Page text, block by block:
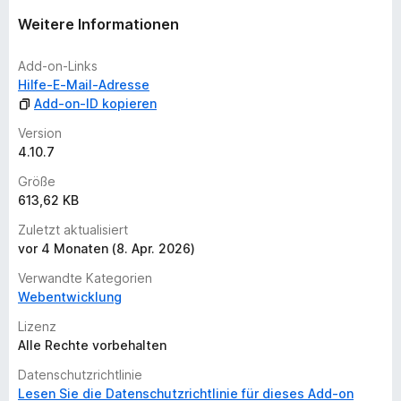
option that can be disabled, it shows anchor-links that
So this is useful not only to facilitate navigation to anyone,
Thanks for reviews.
Privacy statement on:
t
g
e
n
v
o
Weitere Informationen
Add-on-Links
Hilfe-E-Mail-Adresse
Add-on-ID kopieren
Version
4.10.7
Größe
613,62 KB
Zuletzt aktualisiert
vor 4 Monaten (8. Apr. 2026)
Verwandte Kategorien
Webentwicklung
Lizenz
Alle Rechte vorbehalten
Datenschutzrichtlinie
Lesen Sie die Datenschutzrichtlinie für dieses Add-on